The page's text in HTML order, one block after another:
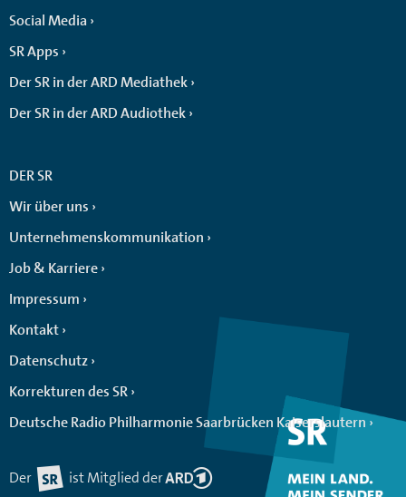
Social Media
SR Apps
Der SR in der ARD Mediathek
Der SR in der ARD Audiothek
DER SR
Wir über uns
Unternehmenskommunikation
Job & Karriere
Impressum
Kontakt
Datenschutz
Korrekturen des SR
Deutsche Radio Philharmonie Saarbrücken Kaiserslautern
Der ist Mitglied der